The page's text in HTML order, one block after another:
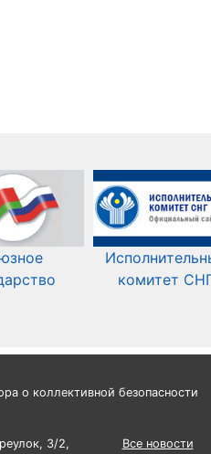
комитет
о коллективной безопасности
3/2,
Все новости